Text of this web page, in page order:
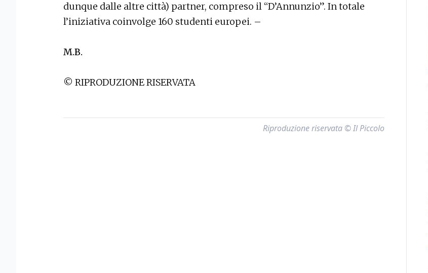
dunque dalle altre città) partner, compreso il “D’Annunzio”. In totale
l’iniziativa coinvolge 160 studenti europei. –
M.B.
© RIPRODUZIONE RISERVATA
Riproduzione riservata © Il Piccolo